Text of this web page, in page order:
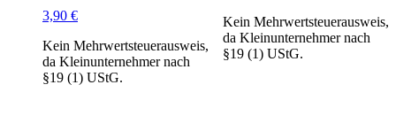
3,90 €
Kein Mehrwertsteuerausweis,
da Kleinunternehmer nach
§19 (1) UStG.
Kein Mehrwertsteuerausweis,
da Kleinunternehmer nach
§19 (1) UStG.